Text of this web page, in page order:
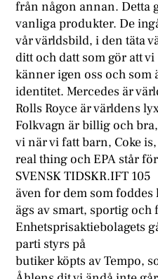
från någon annan. Detta
vanliga produkter. De
vår världsbild, i den täta
ditt och datt som gör att vi
känner igen oss och som
identitet. Mercedes är
Rolls Royce är världens
Folkvagn är billig och
vi när vi fatt barn, Coke
real thing och EPA står
SVENSK TIDSKR.IFT 105
även for dem som
ägs av smart, sportig och
Enhetsprisaktiebolagets
parti styrs på
butiker köpts av Tempo,